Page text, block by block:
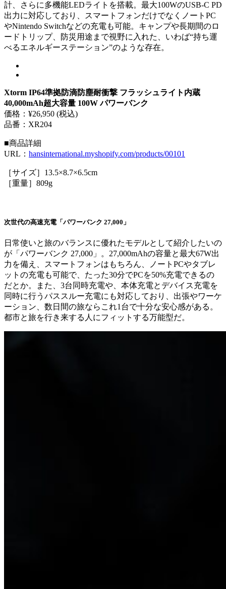
計、さらに多機能LEDライトを搭載。最大100WのUSB-C PD
出力に対応しており、スマートフォンだけでなくノートPC
やNintendo Switchなどの充電も可能。キャンプや長期間のロ
ードトリップ、防災用途まで視野に入れた、いわば“持ち運
べるエネルギーステーション”のような存在。
Xtorm IP64準拠防滴防塵耐衝撃 フラッシュライト内蔵
40,000mAh超大容量 100W パワーバンク
価格：¥26,950 (税込)
品番：XR204
■商品詳細
URL： hansinternational.myshopify.com/products/00101
［サイズ］13.5×8.7×6.5cm
［重量］809g
次世代の高速充電「パワーバンク 27,000」
日常使いと旅のバランスに優れたモデルとして紹介したいの
が「パワーバンク 27,000」。27,000mAhの容量と最大67W出
力を備え、スマートフォンはもちろん、ノートPCやタブレ
ットの充電も可能で、たった30分でPCを50%充電できるの
だとか。また、3台同時充電や、本体充電とデバイス充電を
同時に行うパススルー充電にも対応しており、出張やワーケ
ーション、数日間の旅ならこれ1台で十分な安心感がある。
都市と旅を行き来する人にフィットする万能型だ。